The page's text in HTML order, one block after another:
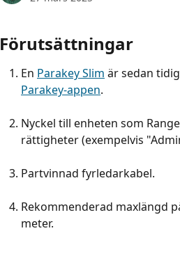
Förutsättningar
En Parakey Slim är sedan
Parakey-appen.
Nyckel till enheten som
rättigheter (exempelvis
Partvinnad fyrledarkabel.
Rekommenderad maxlängd
meter.